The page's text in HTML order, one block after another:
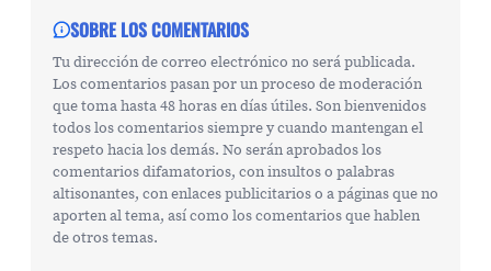
SOBRE LOS COMENTARIOS
Tu dirección de correo electrónico no será publicada.
Los comentarios pasan por un proceso de moderación
que toma hasta 48 horas en días útiles. Son bienvenidos
todos los comentarios siempre y cuando mantengan el
respeto hacia los demás. No serán aprobados los
comentarios difamatorios, con insultos o palabras
altisonantes, con enlaces publicitarios o a páginas que no
aporten al tema, así como los comentarios que hablen
de otros temas.